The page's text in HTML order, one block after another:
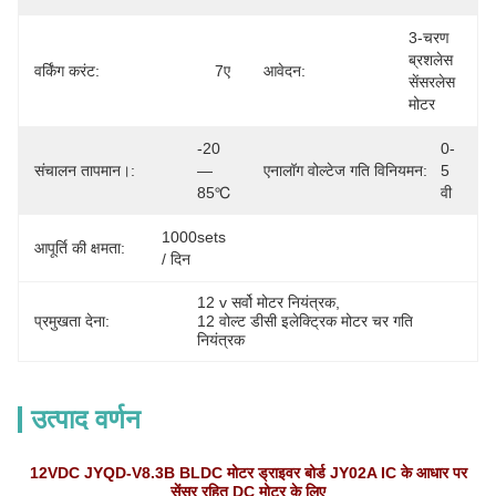
वर्किंग करंट: 7ए आवेदन:
3-चरण
ब्रशलेस
सेंसरलेस
मोटर
संचालन तापमान।:
-20
—
85℃
एनालॉग वोल्टेज गति विनियमन:
0-
5
वी
आपूर्ति की क्षमता:
1000sets
/ दिन
प्रमुखता देना:
12 v सर्वो मोटर नियंत्रक,
12 वोल्ट डीसी इलेक्ट्रिक मोटर चर गति
नियंत्रक
उत्पाद वर्णन
12VDC JYQD-V8.3B BLDC मोटर ड्राइवर बोर्ड JY02A IC के आधार पर
सेंसर रहित DC मोटर के लिए